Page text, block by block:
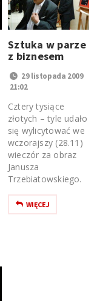
Sztuka w parze
z biznesem
29 listopada 2009
21:02
Cztery tysiące
złotych – tyle udało
się wylicytować we
wczorajszy (28.11)
wieczór za obraz
Janusza
Trzebiatowskiego.
WIĘCEJ